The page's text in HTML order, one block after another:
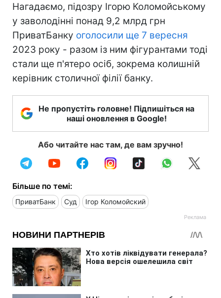
Нагадаємо, підозру Ігорю Коломойському
у заволодінні понад 9,2 млрд грн
ПриватБанку оголосили ще 7 вересня
2023 року - разом із ним фігурантами тоді
стали ще п'ятеро осіб, зокрема колишній
керівник столичної філії банку.
Не пропустіть головне! Підпишіться на
наші оновлення в Google!
Або читайте нас там, де вам зручно!
Більше по темі:
ПриватБанк Суд Ігор Коломойский